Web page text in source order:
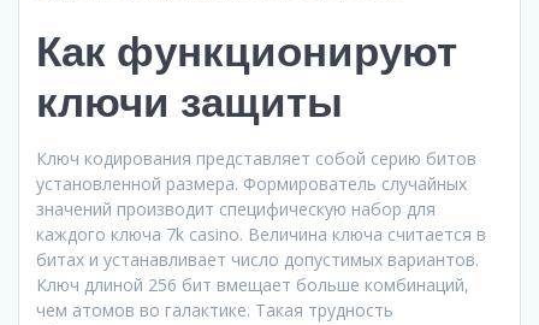
Как функционируют
ключи защиты
Ключ кодирования представляет собой серию битов
установленной размера. Формирователь случайных
значений производит специфическую набор для
каждого ключа 7k casino. Величина ключа считается в
битах и устанавливает число допустимых вариантов.
Ключ длиной 256 бит вмещает больше комбинаций,
чем атомов во галактике. Такая трудность